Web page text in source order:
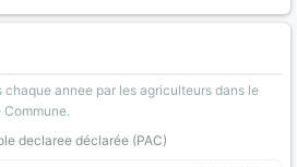
annee par les agriculteurs dans le
declaree déclarée (PAC)